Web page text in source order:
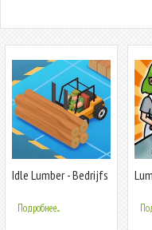
Idle Lumber - Bedrijfs
Подробнее...